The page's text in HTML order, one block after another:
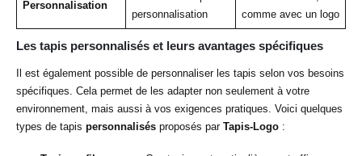
Personnalisation
personnalisation
comme avec un logo
Les tapis personnalisés et leurs avantages spécifiques
Il est également possible de personnaliser les tapis selon vos besoins
spécifiques. Cela permet de les adapter non seulement à votre
environnement, mais aussi à vos exigences pratiques. Voici quelques
types de tapis personnalisés proposés par Tapis-Logo :